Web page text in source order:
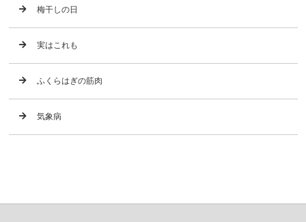
梅干しの日
実はこれも
ふくらはぎの筋肉
気象病